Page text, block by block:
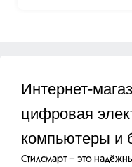
Интернет-
цифровая
компьютеры и
Стилсмарт – это